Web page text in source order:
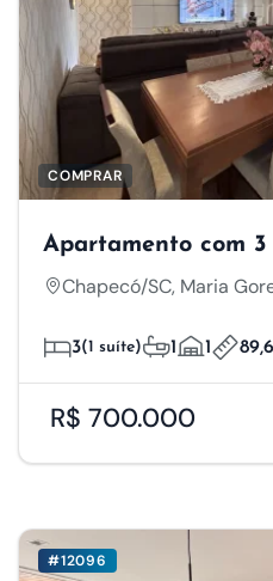
COMPRAR
Apartamento com
Chapecó/SC, Maria
3(1 suíte) 1 1
R$ 700.000
#12096